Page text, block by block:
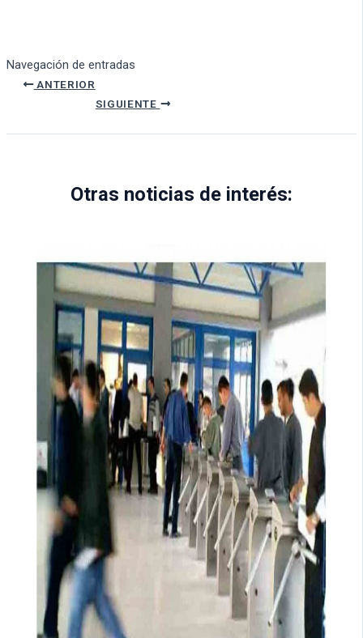
Navegación de entradas
ANTERIOR
SIGUIENTE
Otras noticias de interés: